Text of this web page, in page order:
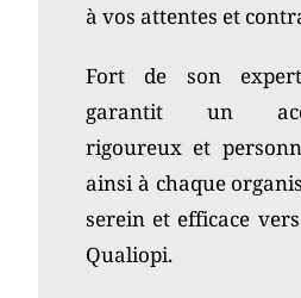
à vos attentes et
Fort de son
garantit un
rigoureux et
ainsi à chaque
serein et efficace
Qualiopi.